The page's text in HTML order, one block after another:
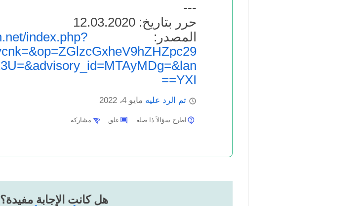
---
حرر بتاريخ: 12.03.2020
المصدر:index.php?
=YXI=
تم الرد عليه مايو 4، 2022
اطرح سؤالاً ذا صلة علق مشاركة
هل كانت الإجابة مفيدة؟